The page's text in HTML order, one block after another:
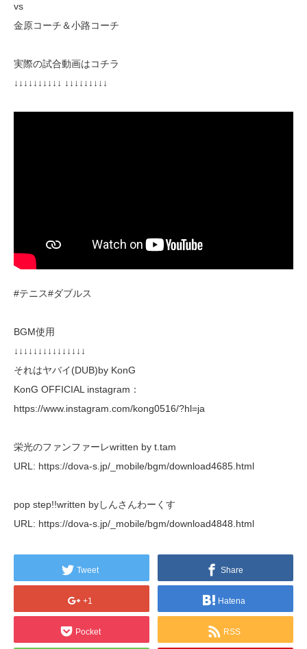
vs
金原コーチ＆小路コーチ
実際の試合動画はコチラ
↓↓↓↓↓↓↓↓↓↓ ↓↓↓↓↓↓↓↓↓
#テニス#ダブルス
BGM使用
↓↓↓↓↓↓↓↓↓↓↓↓↓↓↓
それはヤバイ(DUB)by KonG
KonG OFFICIAL instagram：
https://www.instagram.com/kong0516/?hl=ja
栄光のファンファーレwritten by t.tam
URL: https://dova-s.jp/_mobile/bgm/download4685.html
pop step!!written byしんさんわーくす
URL: https://dova-s.jp/_mobile/bgm/download4848.html
Tweet Share
+1 Hatena
Pocket RSS